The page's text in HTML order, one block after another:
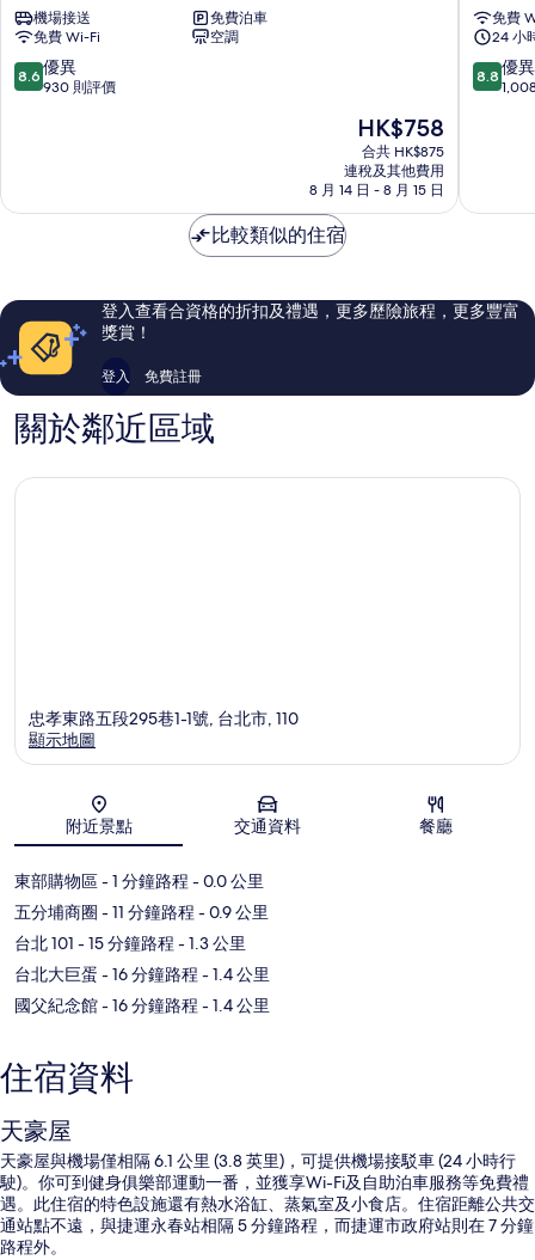
店
台
北
信
機場接送
免費泊車
免費 Wi-Fi
空調
8.6
分
優
評
價
評
8.6 優異
930 則評價
現
售
HK$758
HK$758
合共 HK$875
連稅及其他費用
8 月 14 日 - 8 月 15 日
旅
台
北
南
免費
24 小
8.8
分
優
評
價
8.8 優異
比較類似的住宿
登入查看合資格的折扣及禮遇，更多歷險旅程，更多豐富
獎賞！
登入 免費註冊
關於鄰近區域
地圖
忠孝東路五段295巷1-1號, 台北市, 110
顯示地圖
附近景點 交通資料 餐廳
東部購物區- 1 分鐘路程 - 0.0 公里
五分埔商圈 - 11 分鐘路程 - 0.9 公里
台北 101 - 15 分鐘路程 - 1.3 公里
台北大巨蛋 - 16 分鐘路程 - 1.4 公里
國父紀念館- 16 分鐘路程 - 1.4 公里
住宿資料
天豪屋
天豪屋與機場僅相隔 6.1 公里 (3.8 英里)，可提供機場接駁車 (24 小時行
駛)。你可到健身俱樂部運動一番，並獲享Wi-Fi及自助泊車服務等免費禮
遇。此住宿的特色設施還有熱水浴缸、蒸氣室及小食店。住宿距離公共交
通站點不遠，與捷運永春站相隔 5 分鐘路程，而捷運市政府站則在 7 分鐘
路程外。